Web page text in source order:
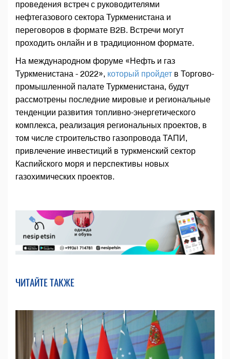
проведения встреч с руководителями
нефтегазового сектора Туркменистана и
переговоров в формате B2B. Встречи могут
проходить онлайн и в традиционном формате.
На международном форуме «Нефть и газ
Туркменистана - 2022», который пройдет в Торгово-
промышленной палате Туркменистана, будут
рассмотрены последние мировые и региональные
тенденции развития топливно-энергетического
комплекса, реализация региональных проектов, в
том числе строительство газопровода ТАПИ,
привлечение инвестиций в туркменский сектор
Каспийского моря и перспективы новых
газохимических проектов.
ЧИТАЙТЕ ТАКЖЕ